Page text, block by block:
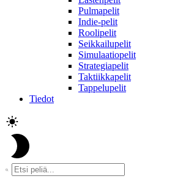
Pulmapelit
Indie-pelit
Roolipelit
Seikkailupelit
Simulaatiopelit
Strategiapelit
Taktiikkapelit
Tappelupelit
Tiedot